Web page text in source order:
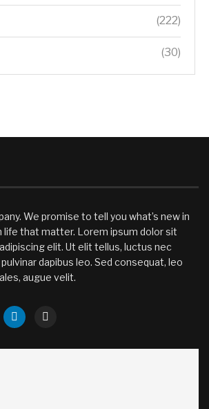
(222)
(30)
We promise to tell you what’s new in
life that matter. Lorem ipsum dolor sit
elit. Ut elit tellus, luctus nec
dapibus leo. Sed consequat, leo
augue velit.